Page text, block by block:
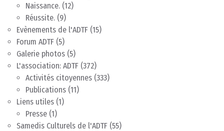
Naissance. (12)
Réussite. (9)
Evènements de l'ADTF (15)
Forum ADTF (5)
Galerie photos (5)
L'association: ADTF (372)
Activités citoyennes (333)
Publications (11)
Liens utiles (1)
Presse (1)
Samedis Culturels de l'ADTF (55)